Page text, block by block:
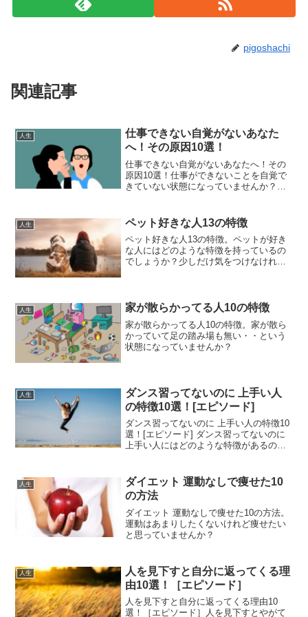
pigoshachi
関連記事
人生
仕事できない自覚がないあなた
へ！その原因10選！
仕事できない自覚がないあなたへ！その
原因10選！仕事ができないことを自覚で
きていない状態になっていませんか？ま
人生 ペット好きな人13の特徴
ペット好きな人13の特徴。ペットが好き
な人にはどのような特徴を持っているの
でしょうか？少しだけ気をつけなければ
人生 家が散らかってる人10の特徴
家が散らかってる人10の特徴。家が散ら
かっていて足の踏み場も無い・・という
状態になっていませんか？
人生
ダンス習ってないのに 上手い人
の特徴10選！[エピソード]
ダンス習ってないのに 上手い人の特徴10
選！[エピソード] ダンス習ってないのに
上手い人にはどのような特徴があるので
人生
ダイエット 運動なしで痩せた10
の方法
ダイエット 運動なしで痩せた10の方法。
運動はあまりしたくないけれど痩せたい
と思っていませんか？
人生
人を見下すと自分に返ってくる理
由10選！［エピソード］
人を見下すと自分に返ってくる理由10
選！［エピソード］人を見下すとやがて